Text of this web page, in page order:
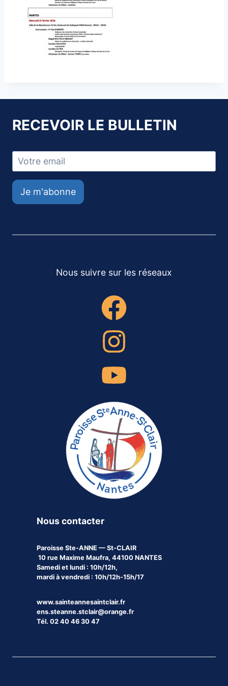
RECEVOIR LE BULLETIN
Je m'abonne
Nous suivre sur les réseaux
Nous contacter
Paroisse Ste-ANNE — St-CLAIR
10 rue Maxime Maufra, 44100 NANTES
Samedi et lundi : 10h/12h,
mardi à vendredi : 10h/12h-15h/17
www.sainteannesaintclair.fr
ens.steanne.stclair@orange.fr
Tél. 02 40 46 30 47